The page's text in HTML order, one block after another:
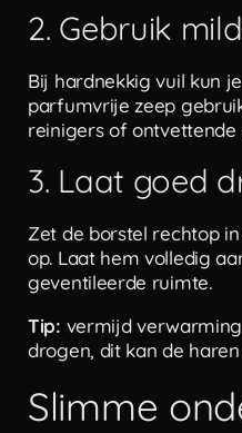
2. Gebruik
Bij hardnekkig vuil kun
parfumvrije zeep
reinigers of ontvettende
3. Laat goed
Zet de borstel rechtop
op. Laat hem volledig
geventileerde ruimte.
Tip: vermijd
drogen, dit kan de
Slimme